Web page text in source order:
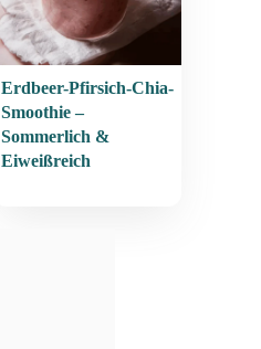
Erdbeer-Pfirsich-Chia-
Smoothie –
Sommerlich &
Eiweißreich